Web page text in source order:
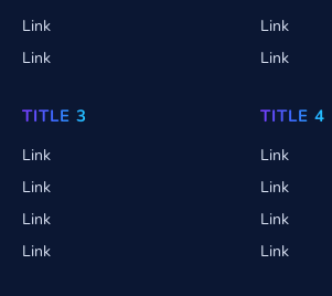
Link
Link
Link
Link
TITLE 3
Link
Link
Link
Link
TITLE 4
Link
Link
Link
Link